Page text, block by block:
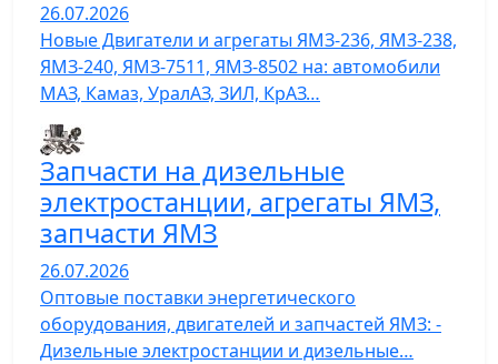
26.07.2026
Новые Двигатели и агрегаты ЯМЗ-236, ЯМЗ-238,
ЯМЗ-240, ЯМЗ-7511, ЯМЗ-8502 на: автомобили
МАЗ, Камаз, УралАЗ, ЗИЛ, КрАЗ…
Запчасти на дизельные
электростанции, агрегаты ЯМЗ,
запчасти ЯМЗ
26.07.2026
Оптовые поставки энергетического
оборудования, двигателей и запчастей ЯМЗ: -
Дизельные электростанции и дизельные…